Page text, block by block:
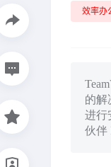
效率办
的解
进行
伙伴